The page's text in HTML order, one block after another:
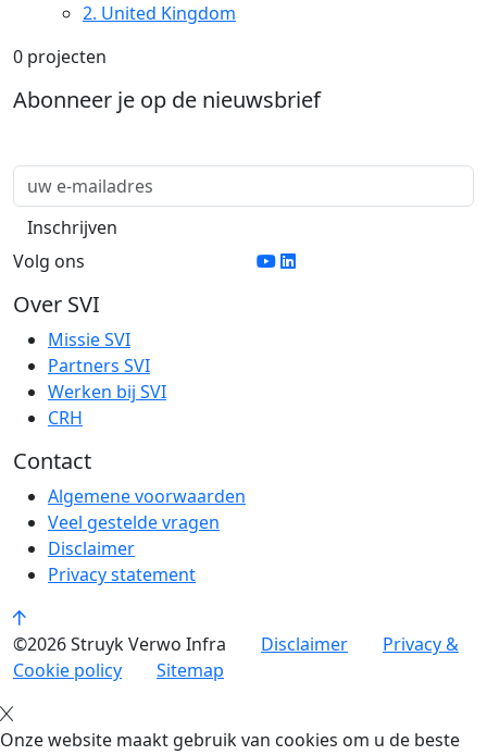
2. United Kingdom
0 projecten
Abonneer je op de nieuwsbrief
Volg ons
Over SVI
Missie SVI
Partners SVI
Werken bij SVI
CRH
Contact
Algemene voorwaarden
Veel gestelde vragen
Disclaimer
Privacy statement
©2026 Struyk Verwo Infra Disclaimer
Privacy &
Cookie policy
Sitemap
Onze website maakt gebruik van cookies om u de beste